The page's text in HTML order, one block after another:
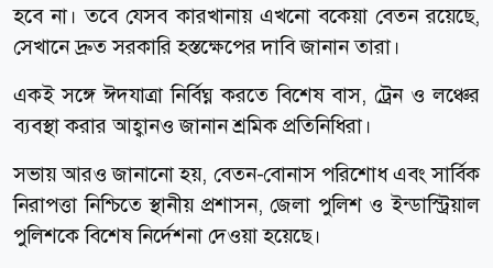
হবে না। তবে যেসব কারখানায় এখনো বকেয়া বেতন রয়েছে,
সেখানে দ্রুত সরকারি হস্তক্ষেপের দাবি জানান তারা।
একই সঙ্গে ঈদযাত্রা নির্বিঘ্ন করতে বিশেষ বাস, ট্রেন ও লঞ্চের
ব্যবস্থা করার আহ্বানও জানান শ্রমিক প্রতিনিধিরা।
সভায় আরও জানানো হয়, বেতন-বোনাস পরিশোধ এবং সার্বিক
নিরাপত্তা নিশ্চিতে স্থানীয় প্রশাসন, জেলা পুলিশ ও ইন্ডাস্ট্রিয়াল
পুলিশকে বিশেষ নির্দেশনা দেওয়া হয়েছে।